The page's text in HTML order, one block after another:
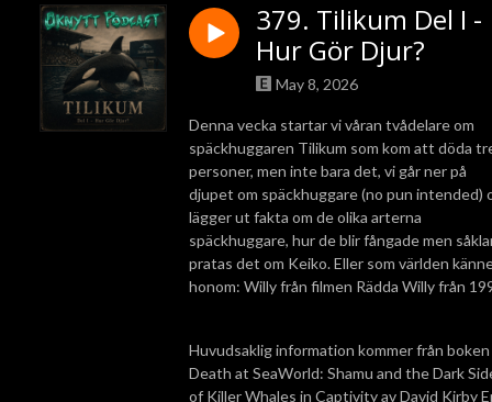
379. Tilikum Del I -
Hur Gör Djur?
May 8, 2026
Denna vecka startar vi våran tvådelare om
späckhuggaren Tilikum som kom att döda
personer, men inte bara det, vi går ner på
djupet om späckhuggare (no pun intended)
lägger ut fakta om de olika arterna
späckhuggare, hur de blir fångade men
pratas det om Keiko. Eller som världen
honom: Willy från filmen Rädda Willy från
Huvudsaklig information kommer från boken
Death at SeaWorld: Shamu and the Dark
of Killer Whales in Captivity av David Kirby